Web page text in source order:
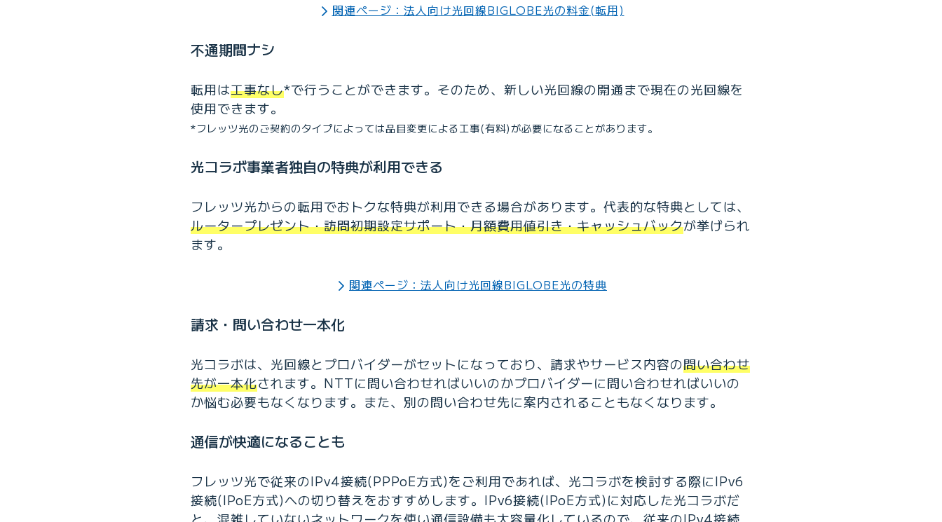
関連ページ：法人向け光回線BIGLOBE光の料金(転用)
不通期間ナシ
転用は工事なし*で行うことができます。そのため、新しい光回線の開通まで現在の光回線を
使用できます。
*フレッツ光のご契約のタイプによっては品目変更による工事(有料)が必要になることがあります。
光コラボ事業者独自の特典が利用できる
フレッツ光からの転用でおトクな特典が利用できる場合があります。代表的な特典としては、
ルータープレゼント・訪問初期設定サポート・月額費用値引き・キャッシュバックが挙げられ
ます。
関連ページ：法人向け光回線BIGLOBE光の特典
請求・問い合わせ一本化
光コラボは、光回線とプロバイダーがセットになっており、請求やサービス内容の問い合わせ
先が一本化されます。NTTに問い合わせればいいのかプロバイダーに問い合わせればいいの
か悩む必要もなくなります。また、別の問い合わせ先に案内されることもなくなります。
通信が快適になることも
フレッツ光で従来のIPv4接続(PPPoE方式)をご利用であれば、光コラボを検討する際にIPv6
接続(IPoE方式)への切り替えをおすすめします。IPv6接続(IPoE方式)に対応した光コラボだ